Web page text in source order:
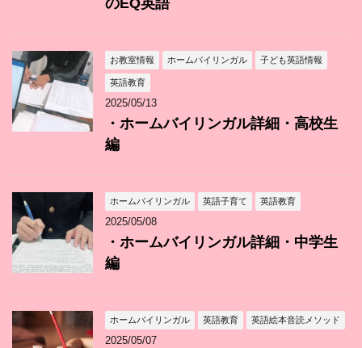
のEQ英語
お教室情報 ホームバイリンガル 子ども英語情報
英語教育
2025/05/13
・ホームバイリンガル詳細・高校生
編
ホームバイリンガル 英語子育て 英語教育
2025/05/08
・ホームバイリンガル詳細・中学生
編
ホームバイリンガル 英語教育 英語絵本音読メソッド
2025/05/07